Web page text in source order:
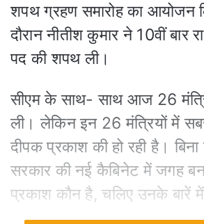
शपथ ग्रहण समारोह का आयोजन
दौरान नीतीश कुमार ने 10वीं बार
पद की शपथ ली।
सीएम के साथ- साथ आज 26
ली। लेकिन इन 26 मंत्रियों में
दीपक प्रकाश की हो रही है।
सरकार की नई कैबिनेट में जगह
प्रकाश कौन है, चलिए उनके बारें